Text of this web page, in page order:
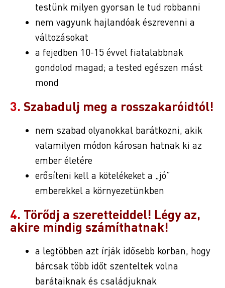
testünk milyen gyorsan le tud robbanni
nem vagyunk hajlandóak észrevenni a
változásokat
a fejedben 10-15 évvel fiatalabbnak
gondolod magad; a tested egészen mást
mond
3. Szabadulj meg a rosszakaróidtól!
nem szabad olyanokkal barátkozni, akik
valamilyen módon károsan hatnak ki az
ember életére
erősíteni kell a kötelékeket a „jó”
emberekkel a környezetünkben
4. Törődj a szeretteiddel! Légy az,
akire mindig számíthatnak!
a legtöbben azt írják idősebb korban, hogy
bárcsak több időt szenteltek volna
barátaiknak és családjuknak